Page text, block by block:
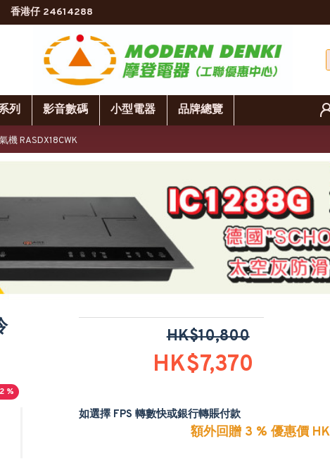
香港仔 24614288
列 影音數碼 小型電器 品牌總覽
機 RASDX18CWK
%
HK$7,370
HK$10,800
如選擇 FPS 轉數快或銀行轉賬付款
額外回贈 3 % 優惠價